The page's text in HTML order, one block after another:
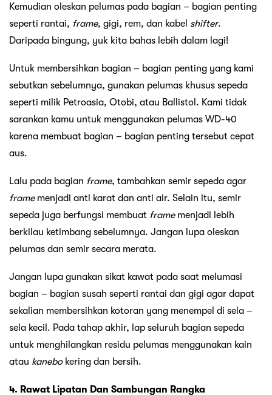
Kemudian oleskan pelumas pada bagian – bagian penting
seperti rantai, frame, gigi, rem, dan kabel shifter.
Daripada bingung, yuk kita bahas lebih dalam lagi!
Untuk membersihkan bagian – bagian penting yang kami
sebutkan sebelumnya, gunakan pelumas khusus sepeda
seperti milik Petroasia, Otobi, atau Ballistol. Kami tidak
sarankan kamu untuk menggunakan pelumas WD-40
karena membuat bagian – bagian penting tersebut cepat
aus.
Lalu pada bagian frame, tambahkan semir sepeda agar
framemenjadi anti karat dan anti air. Selain itu, semir
sepeda juga berfungsi membuat framemenjadi lebih
berkilau ketimbang sebelumnya. Jangan lupa oleskan
pelumas dan semir secara merata.
Jangan lupa gunakan sikat kawat pada saat melumasi
bagian – bagian susah seperti rantai dan gigi agar dapat
sekalian membersihkan kotoran yang menempel di sela –
sela kecil. Pada tahap akhir, lap seluruh bagian sepeda
untuk menghilangkan residu pelumas menggunakan kain
atau kanebo kering dan bersih.
4. Rawat Lipatan Dan Sambungan Rangka